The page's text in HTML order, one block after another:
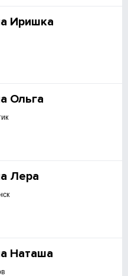
Иришка
Ольга
Лера
Наташа